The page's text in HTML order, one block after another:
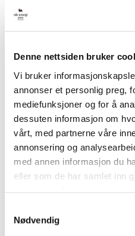
Denne nettsiden bruker
Vi bruker
annonser et personlig preg,
mediefunksjoner og for å
dessuten informasjon om
vårt, med partnerne våre
annonsering og
med annen informasjon du
eller som de har samlet inn
Nødvendig
Bli
Klatring,
Folkekortet få du tilgang